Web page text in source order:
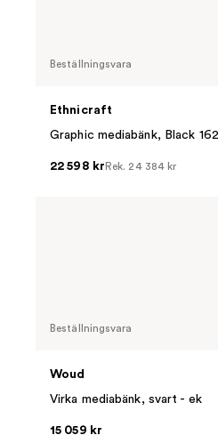
Beställningsvara
Ethnicraft
Graphic mediabänk, Black
22 598 kr Rek. 24 384 kr
Beställningsvara
Woud
Virka mediabänk, svart - ek
15 059 kr